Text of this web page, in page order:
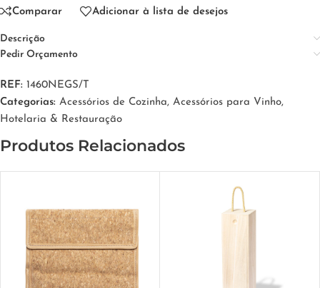
Comparar Adicionar à lista de desejos
Descrição
Pedir Orçamento
REF: 1460NEGS/T
Categorias: Acessórios de Cozinha, Acessórios para Vinho,
Hotelaria & Restauração
Produtos Relacionados